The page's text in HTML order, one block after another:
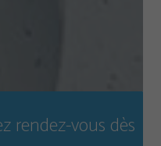
rendez-vous dès